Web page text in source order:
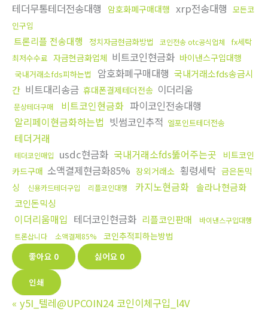
테더무통테더전송대행 암호화폐구매대행 xrp전송대행 모든코
인구입
트론리플 전송대행 정치자금현금화방법 코인전송 otc공식업체
fx세탁
최저수수료 자금현금화업체 비트코인현금화 바이낸스구입대행
국내거래소fds피하는법 암호화폐구매대행 국내거래소fds송금시
간 비트대리송금 휴대폰결제테더전송 이더리움
문상테더구매 비트코인현금화 파이코인전송대행
알리페이현금화하는법 빗썸코인추적 엘포인트테더전송
테더거래
테더코인매입 usdc현금화 국내거래소fds뚫어주는곳
비트코인
카드구매 소액결제현금화85% 장외거래소 횡령세탁 금은돈믹
싱
신용카드테더구입 리플코인대행 카지노현금화 솔라나현금화
코인돈믹싱
이더리움매입 테더코인현금화 리플코인판매
바이낸스구입대행
트론삽니다
소액결제85%
코인추적피하는방법
좋아요 0 싫어요 0
인쇄
« y5I_텔레@UPCOIN24 코인이체구입_l4V